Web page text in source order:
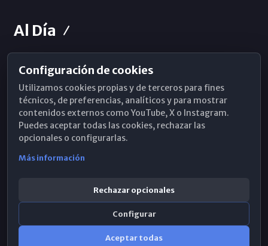
Al Día
Horarios de Misa
Hemeroteca
WhatsApp
Configuración de cookies
Utilizamos cookies propias y de terceros para fines
técnicos, de preferencias, analíticos y para mostrar
contenidos externos como YouTube, X o Instagram.
Puedes aceptar todas las cookies, rechazar las
opcionales o configurarlas.
Más información
Rechazar opcionales
Configurar
Aceptar todas